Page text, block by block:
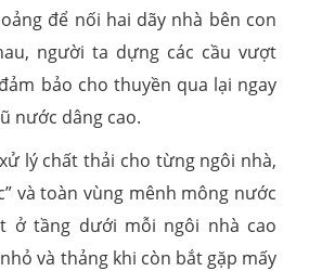
để nối hai dãy nhà bên con
người ta dựng các cầu vượt
bảo cho thuyền qua lại ngay
nước dâng cao.
lý chất thải cho từng ngôi nhà,
và toàn vùng mênh mông nước
ở tầng dưới mỗi ngôi nhà cao
và thảng khi còn bắt gặp mấy